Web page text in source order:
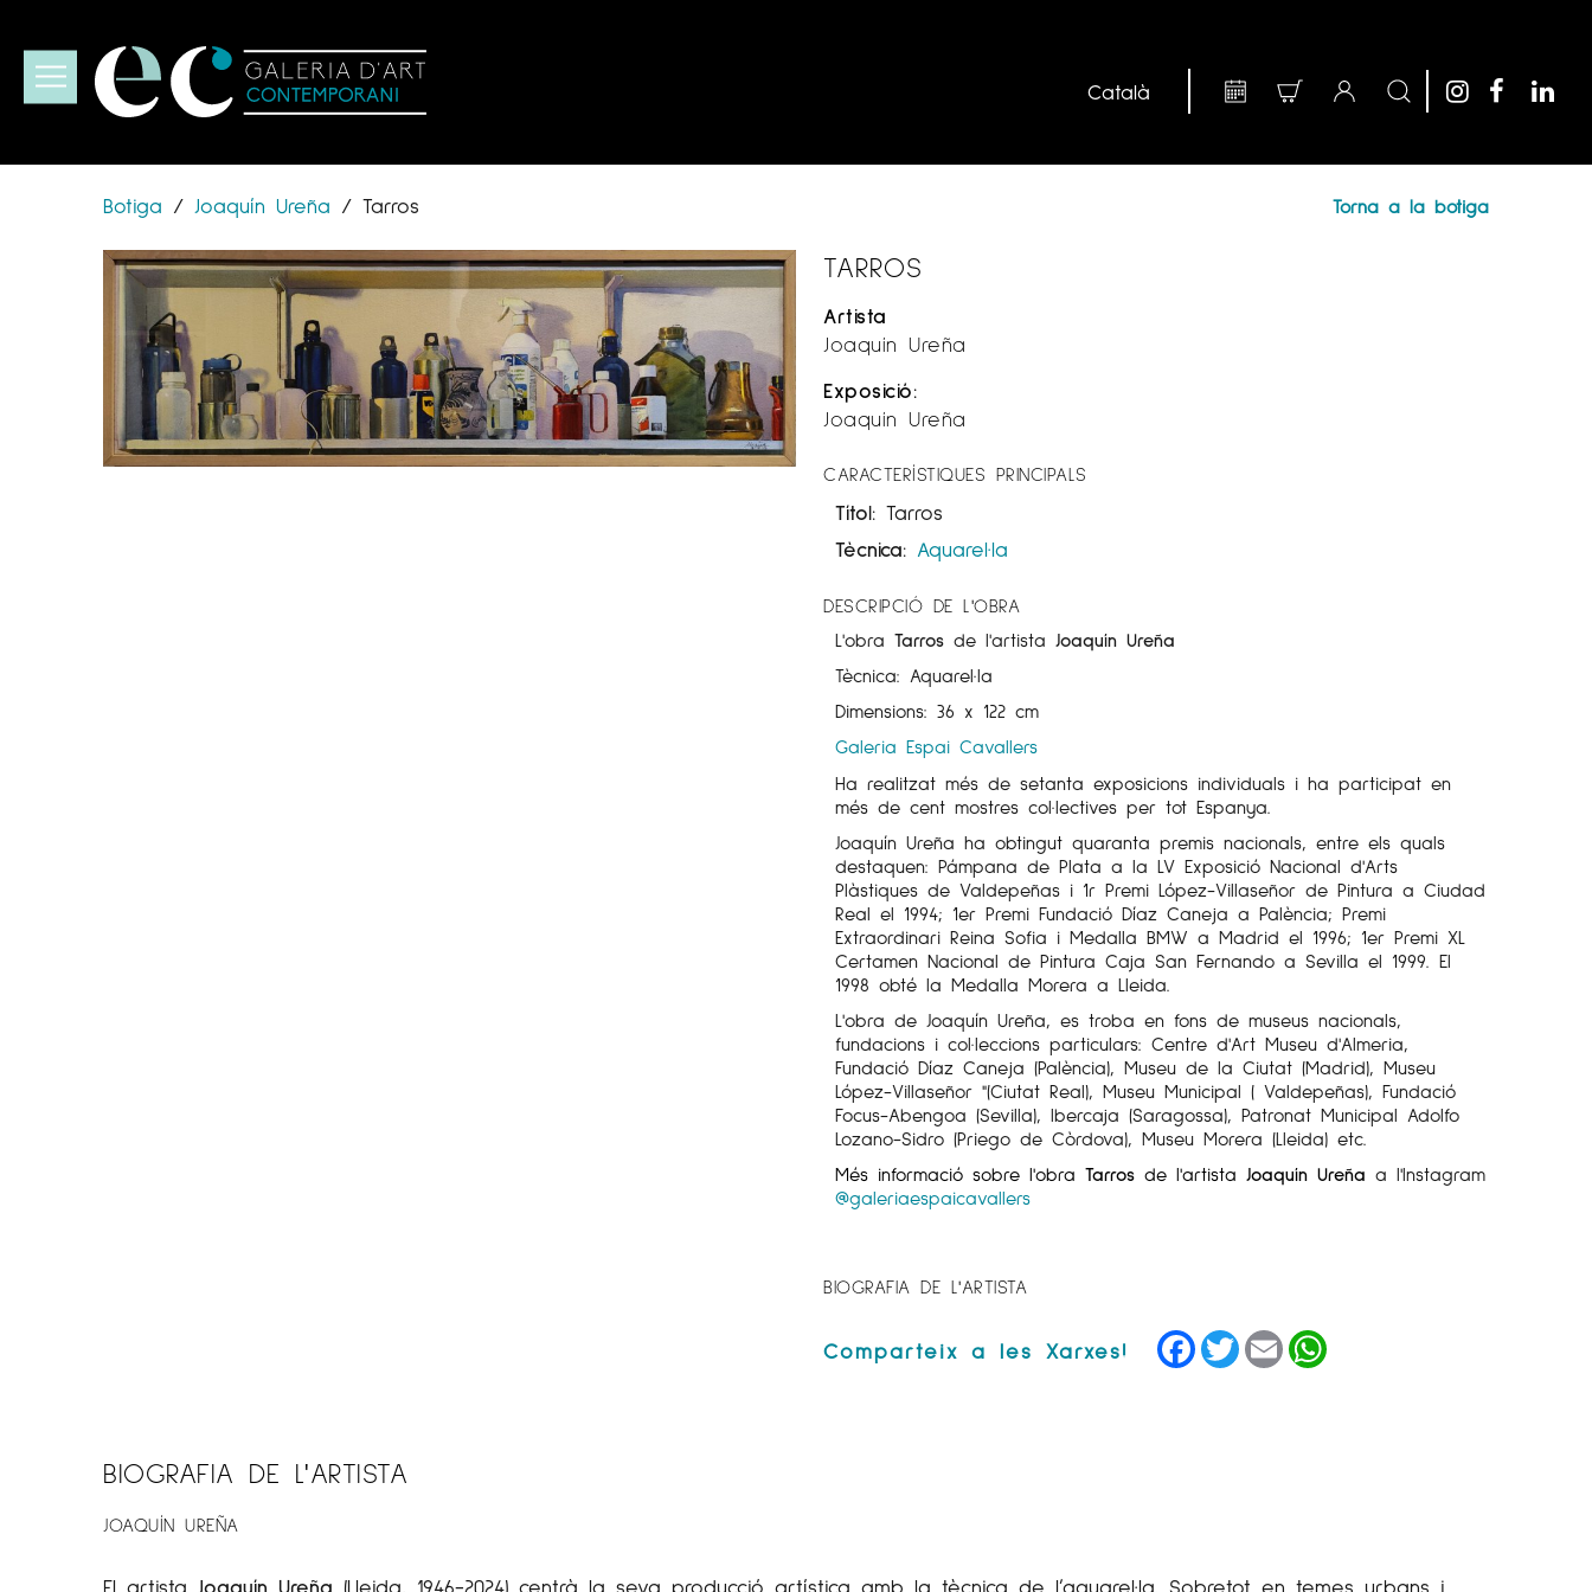
Botiga / Joaquín Ureña / Tarros Torna a la botiga
TARROS
Artista
Joaquín Ureña
Exposició:
Joaquín Ureña
CARACTERÍSTIQUES PRINCIPALS
Títol: Tarros
Tècnica: Aquarel·la
DESCRIPCIÓ DE L'OBRA
L'obraTarros de l'artista Joaquín Ureña
Tècnica: Aquarel·la
Dimensions: 36 x 122 cm
Galeria Espai Cavallers
Ha realitzat més de setanta exposicions individuals i ha participat en
més de cent mostres col·lectives per tot Espanya.
Joaquín Ureña ha obtingut quaranta premis nacionals, entre els quals
destaquen: Pámpana de Plata a la LV Exposició Nacional d'Arts
Plàstiques de Valdepeñas i 1r Premi López-Villaseñor de Pintura a Ciudad
Real el 1994; 1er Premi Fundació Díaz Caneja a Palència; Premi
Extraordinari Reina Sofia i Medalla BMW a Madrid el 1996; 1er Premi XL
Certamen Nacional de Pintura Caja San Fernando a Sevilla el 1999. El
1998 obté la Medalla Morera a Lleida.
L'obra de Joaquín Ureña, es troba en fons de museus nacionals,
fundacions i col·leccions particulars: Centre d'Art Museu d'Almeria,
Fundació Díaz Caneja (Palència), Museu de la Ciutat (Madrid), Museu
López-Villaseñor "(Ciutat Real), Museu Municipal ( Valdepeñas), Fundació
Focus-Abengoa (Sevilla), Ibercaja (Saragossa), Patronat Municipal Adolfo
Lozano-Sidro (Priego de Còrdova), Museu Morera (Lleida) etc.
Més informació sobre l'obraTarrosde l'artista Joaquín Ureña a l'Instagram
@galeriaespaicavallers
BIOGRAFIA DE L'ARTISTA
Facebook
TwitterEmail
BIOGRAFIA DE L'ARTISTA
JOAQUÍN UREÑA
El artista Joaquín Ureña (Lleida, 1946-2024) centrà la seva producció artística amb la tècnica de l’aquarel·la. Sobretot en temes urbans i